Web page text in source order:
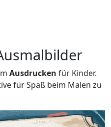
Ausdrucken für Kinder.
für Spaß beim Malen zu